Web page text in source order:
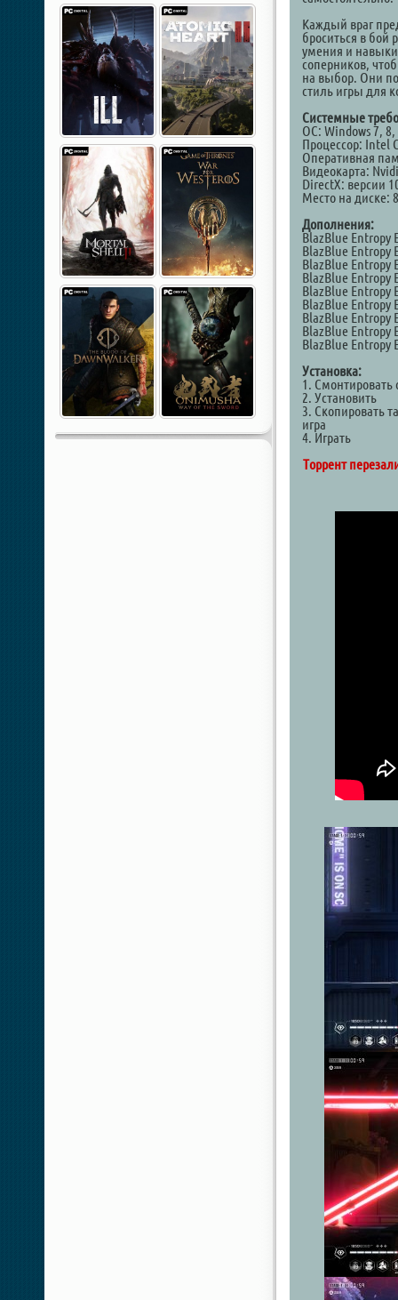
Каждый враг
броситься в бой
умения и
соперников,
на выбор. Они
стиль игры для
Системные
ОС: Windows 7,
Процессор: Intel
Оперативная
Видеокарта:
DirectX: версии
Место на диске:
Дополнения:
BlazBlue Entropy
BlazBlue Entropy
BlazBlue Entropy
BlazBlue Entropy
BlazBlue Entropy
BlazBlue Entropy
BlazBlue Entropy
BlazBlue Entropy
BlazBlue Entropy
Установка:
1. Смонтировать
2. Установить
3. Скопировать
игра
4. Играть
Торрент